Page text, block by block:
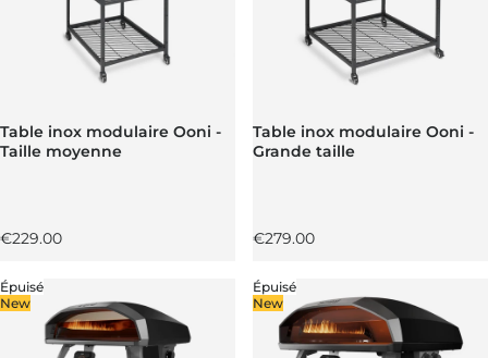
Table inox modulaire Ooni -
Taille moyenne
Prix régulier
€229.00
Table inox modulaire Ooni -
Grande taille
Prix régulier
€279.00
Épuisé
New
Épuisé
New